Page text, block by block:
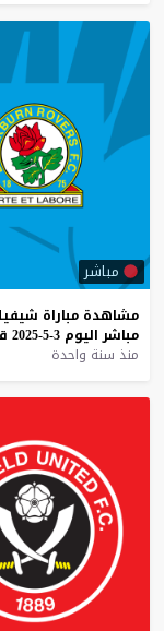
مباشر
مشاهدة مباراة
مباشر اليوم 3-5-2025
منذ سنة واحدة